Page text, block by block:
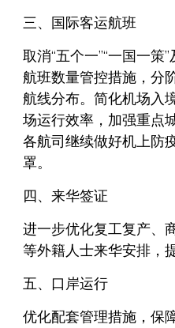
三、国际客运航班
取消“五个一”“一国一策
航班数量管控措施，分
航线分布。简化机场入
场运行效率，加强重点
各航司继续做好机上防
罩。
四、来华签证
进一步优化复工复产、
等外籍人士来华安排，
五、口岸运行
优化配套管理措施，保